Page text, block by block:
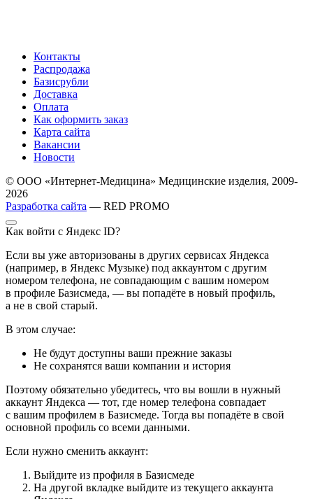
Контакты
Распродажа
Базисрубли
Доставка
Оплата
Как оформить заказ
Карта сайта
Вакансии
Новости
© ООО «Интернет-Медицина» Медицинские изделия, 2009-
2026
Разработка сайта — RED PROMO
Как войти с Яндекс ID?
Если вы уже авторизованы в других сервисах Яндекса
(например, в Яндекс Музыке) под аккаунтом с другим
номером телефона, не совпадающим с вашим номером
в профиле Базисмеда, — вы попадёте в новый профиль,
а не в свой старый.
В этом случае:
Не будут доступны ваши прежние заказы
Не сохранятся ваши компании и история
Поэтому обязательно убедитесь, что вы вошли в нужный
аккаунт Яндекса — тот, где номер телефона совпадает
с вашим профилем в Базисмеде. Тогда вы попадёте в свой
основной профиль со всеми данными.
Если нужно сменить аккаунт:
Выйдите из профиля в Базисмеде
На другой вкладке выйдите из текущего аккаунта